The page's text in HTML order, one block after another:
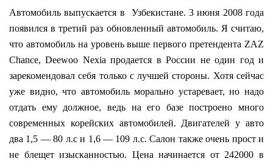
Автомобиль выпускается в Узбекистане. 3 июня 2008 года
появился в третий раз обновленный автомобиль. Я считаю,
что автомобиль на уровень выше первого претендента ZAZ
Chance, Deewoo Nexia продается в России не один год и
зарекомендовал себя только с лучшей стороны. Хотя сейчас
уже видно, что автомобиль морально устаревает, но надо
отдать ему должное, ведь на его базе построено много
современных корейских автомобилей. Двигателей у авто
два 1,5 — 80 л.с и 1,6 — 109 л.с. Салон также очень прост и
не блещет изысканностью. Цена начинается от 242000 в